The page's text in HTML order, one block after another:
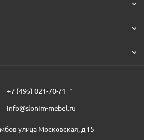
+7 (495) 021-70-71
info@slonim-mebel.ru
улица Московская, д.15